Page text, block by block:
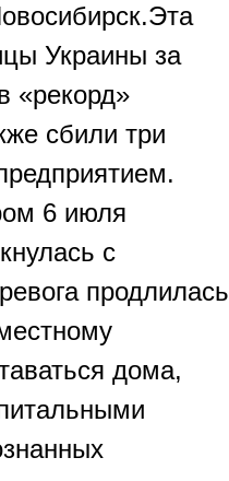
Украины за
«рекорд»
сбили три
6 июля
с
продлилась
дома,